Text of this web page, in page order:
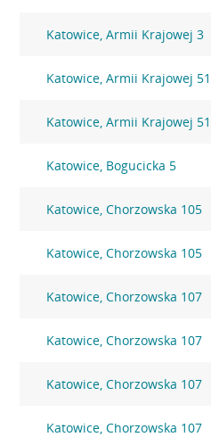
Katowice, Armii Krajowej 3
Katowice, Armii Krajowej 51
Katowice, Armii Krajowej 51
Katowice, Bogucicka 5
Katowice, Chorzowska 105
Katowice, Chorzowska 105
Katowice, Chorzowska 107
Katowice, Chorzowska 107
Katowice, Chorzowska 107
Katowice, Chorzowska 107